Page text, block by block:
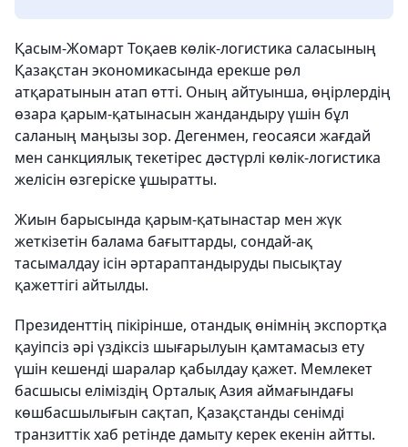
Қасым-Жомарт Тоқаев көлік-логистика саласының
Қазақстан экономикасында ерекше рөл
атқаратынын атап өтті. Оның айтуынша, өңірлердің
өзара қарым-қатынасын жандандыру үшін бұл
саланың маңызы зор. Дегенмен, геосаяси жағдай
мен санкциялық текетірес дәстүрлі көлік-логистика
желісін өзгеріске ұшыратты.
Жиын барысында қарым-қатынастар мен жүк
жеткізетін балама бағыттарды, сондай-ақ
тасымалдау ісін әртараптандыруды пысықтау
қажеттігі айтылды.
Президенттің пікірінше, отандық өнімнің экспортқа
қауіпсіз әрі үздіксіз шығарылуын қамтамасыз ету
үшін кешенді шаралар қабылдау қажет. Мемлекет
басшысы еліміздің Орталық Азия аймағындағы
көшбасшылығын сақтап, Қазақстанды сенімді
транзиттік хаб ретінде дамыту керек екенін айтты.